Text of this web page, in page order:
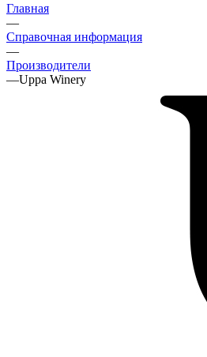
Главная
—
Справочная информация
—
Производители
—Uppa Winery